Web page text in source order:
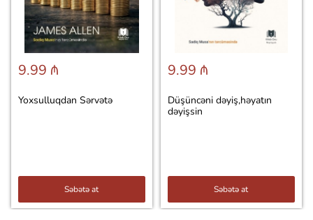
9.99 ₼
Yoxsulluqdan Sərvətə
Səbətə at
9.99 ₼
Düşüncəni dəyiş,həyatın
dəyişsin
Səbətə at